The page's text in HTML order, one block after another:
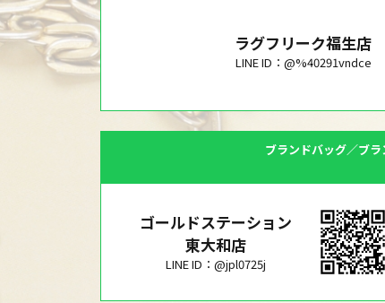
ラグフリーク福生店
LINE ID：@%40291vndce
ブランドバッグ／ブ
ゴールドステーション
東大和店
LINE ID：@jpl0725j